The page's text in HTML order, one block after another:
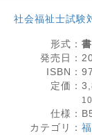
社会福祉士試験
形式：
発売日：
ISBN：
定価：
仕様：
カテゴリ：